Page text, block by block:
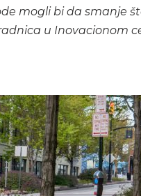
mogli bi da smanje
u Inovacionom